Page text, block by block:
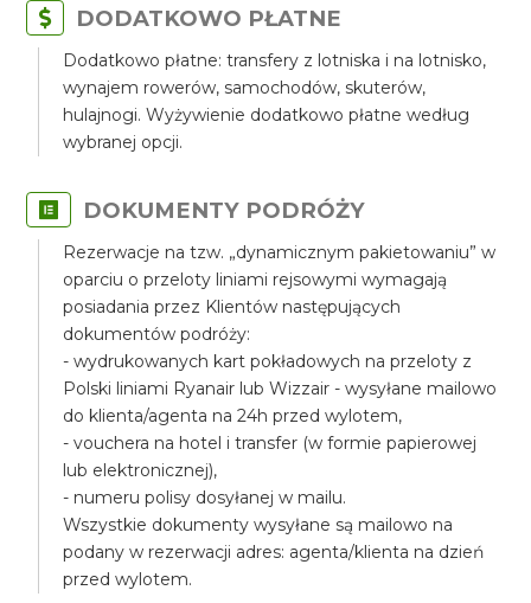
DODATKOWO PŁATNE
Dodatkowo płatne: transfery z lotniska i na lotnisko,
wynajem rowerów, samochodów, skuterów,
hulajnogi. Wyżywienie dodatkowo płatne według
wybranej opcji.
DOKUMENTY PODRÓŻY
Rezerwacje na tzw. „dynamicznym pakietowaniu” w
oparciu o przeloty liniami rejsowymi wymagają
posiadania przez Klientów następujących
dokumentów podróży:
- wydrukowanych kart pokładowych na przeloty z
Polski liniami Ryanair lub Wizzair - wysyłane mailowo
do klienta/agenta na 24h przed wylotem,
- vouchera na hotel i transfer (w formie papierowej
lub elektronicznej),
- numeru polisy dosyłanej w mailu.
Wszystkie dokumenty wysyłane są mailowo na
podany w rezerwacji adres: agenta/klienta na dzień
przed wylotem.